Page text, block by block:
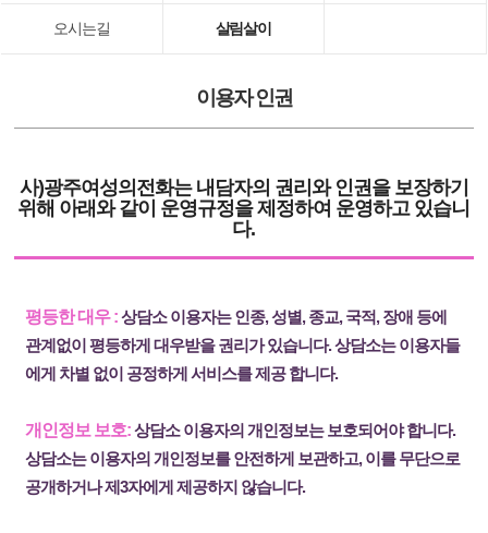
오시는길 살림살이
이용자 인권
사)광주여성의전화는 내담자의 권리와 인권을 보장하기
위해 아래와 같이 운영규정을 제정하여 운영하고 있습니
다.
평등한 대우 :상담소 이용자는 인종, 성별, 종교, 국적, 장애 등에
관계없이 평등하게 대우받을 권리가 있습니다. 상담소는 이용자들
에게 차별 없이 공정하게 서비스를 제공 합니다.
개인정보 보호:상담소 이용자의 개인정보는 보호되어야 합니다.
상담소는 이용자의 개인정보를 안전하게 보관하고, 이를 무단으로
공개하거나 제3자에게 제공하지 않습니다.